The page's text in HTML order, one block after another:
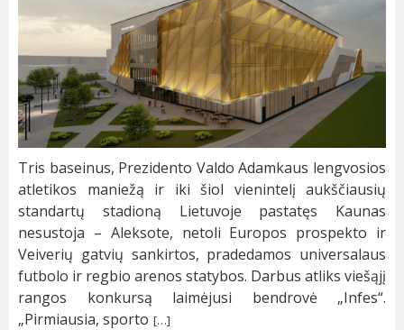
Tris baseinus, Prezidento Valdo Adamkaus lengvosios
atletikos maniežą ir iki šiol vienintelį aukščiausių
standartų stadioną Lietuvoje pastatęs Kaunas
nesustoja – Aleksote, netoli Europos prospekto ir
Veiverių gatvių sankirtos, pradedamos universalaus
futbolo ir regbio arenos statybos. Darbus atliks viešąjį
rangos konkursą laimėjusi bendrovė „Infes“.
„Pirmiausia, sporto […]